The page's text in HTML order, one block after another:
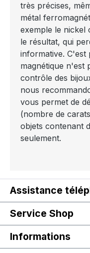
très précises,
métal
exemple le nickel
le résultat, qui
informative. C'est
magnétique n'est
contrôle des
nous
vous permet de
(nombre de
objets contenant
seulement.
Assistance
Service Shop
Informations